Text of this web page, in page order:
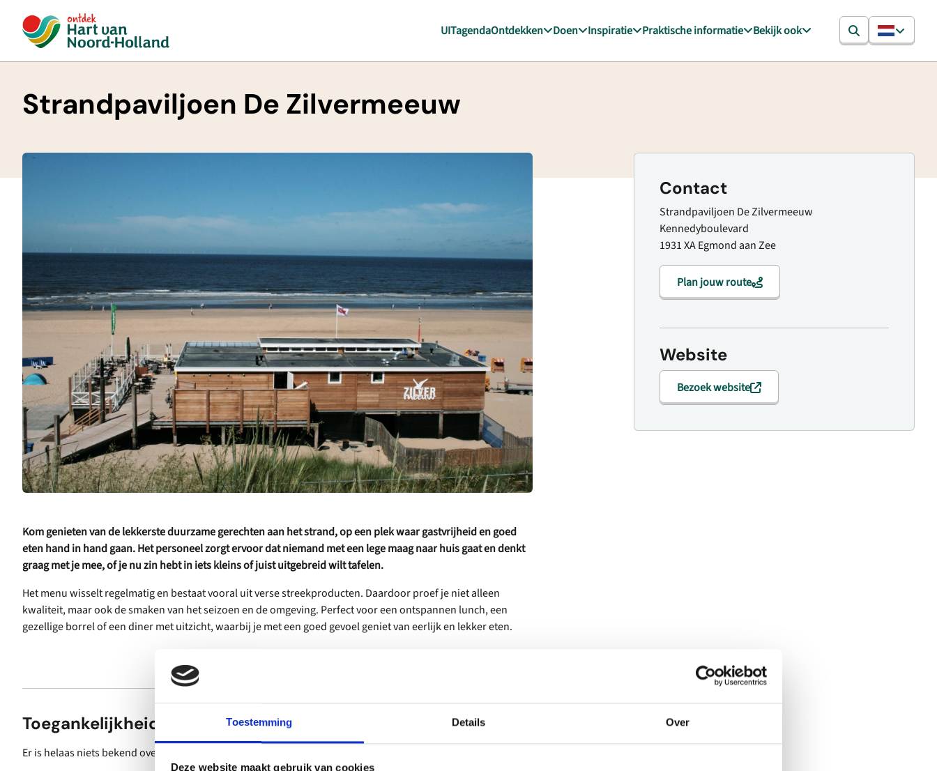
Toestemming Details Over
Deze website maakt gebruik van cookies
UITagendaOntdekken Doen Inspiratie Praktische informatie Bekijk ook
Strandpaviljoen De Zilvermeeuw
Kom genieten van de lekkerste duurzame gerechten aan het strand, op een plek waar gastvrijheid en goed
eten hand in hand gaan. Het personeel zorgt ervoor dat niemand met een lege maag naar huis gaat en denkt
graag met je mee, of je nu zin hebt in iets kleins of juist uitgebreid wilt tafelen.
Het menu wisselt regelmatig en bestaat vooral uit verse streekproducten. Daardoor proef je niet alleen
kwaliteit, maar ook de smaken van het seizoen en de omgeving. Perfect voor een ontspannen lunch, een
gezellige borrel of een diner met uitzicht, waarbij je met een goed gevoel geniet van eerlijk en lekker eten.
Toegankelijkheid
Er is helaas niets bekend over de toegankelijkheid.
Contact
Strandpaviljoen De Zilvermeeuw
Kennedyboulevard
1931 XA Egmond aan Zee
Plan jouw route
Website
Bezoek website